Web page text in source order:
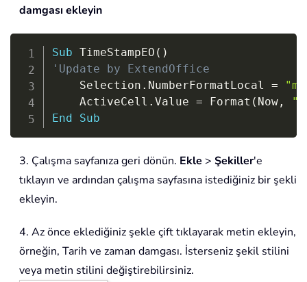
damgası ekleyin
Sub TimeStampEO ( )
'Update by ExtendOffice
    Selection
. NumberFormatLocal =
    ActiveCell
. Value = Format ( Now,
End
Sub
3. Çalışma sayfanıza geri dönün. Ekle > Şekiller'e
tıklayın ve ardından çalışma sayfasına istediğiniz bir şekli
ekleyin.
4. Az önce eklediğiniz şekle çift tıklayarak metin ekleyin,
örneğin, Tarih ve zaman damgası. İsterseniz şekil stilini
veya metin stilini değiştirebilirsiniz.